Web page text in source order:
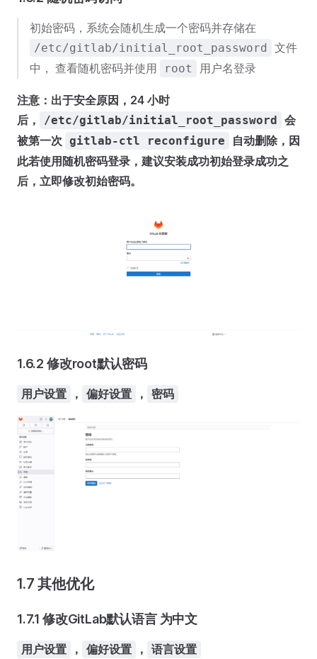
初始密码，系统会随机生成一个密码并存储在
/etc/gitlab/initial_root_password
文件
中， 查看随机密码并使用
root 用户名登录
注意：出于安全原因，24 小时
后，
/etc/gitlab/initial_root_password
会
被第一次 gitlab-ctl reconfigure
自动删除，因
此若使用随机密码登录，建议安装成功初始登录成功之
后，立即修改初始密码。
1.6.2 修改root默认密码
用户设置 ， 偏好设置 ， 密码
1.7 其他优化
1.7.1 修改GitLab默认语言 为中文
用户设置 ， 偏好设置 ， 语言设置